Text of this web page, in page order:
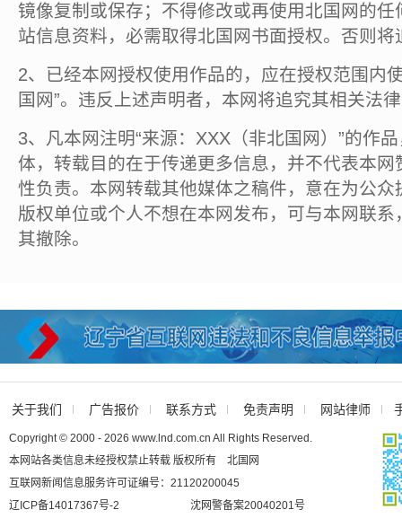
镜像复制或保存；不得修改或再使用北国网的
站信息资料，必需取得北国网书面授权。否则将
2、已经本网授权使用作品的，应在授权范围内
国网”。违反上述声明者，本网将追究其相关法
3、凡本网注明“来源：XXX（非北国网）”的作
体，转载目的在于传递更多信息，并不代表本
性负责。本网转载其他媒体之稿件，意在为公
版权单位或个人不想在本网发布，可与本网联
其撤除。
关于我们 广告报价 联系方式 免责声明 网站律师
Copyright © 2000 - 2026 www.lnd.com.cn All Rights Reserved.
本网站各类信息未经授权禁止转载 版权所有 北国网
互联网新闻信息服务许可证编号：21120200045
辽ICP备14017367号-2
沈网警备案20040201号